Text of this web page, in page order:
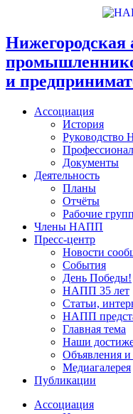
содержимому
Нижегородская
и
Ассоциация
История
Документы
Деятельность
Планы
Отчёты
Рабочие
Члены НАПП
Пресс-центр
Новости
События
День Победы!
НАПП 35 лет
Статьи,
НАПП
Главная тема
Наши
Объявления
Медиагалерея
Публикации
Ассоциация